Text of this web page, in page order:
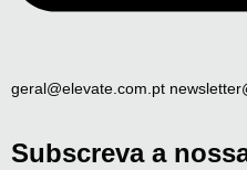
geral@elevate.com.pt
Subscreva a